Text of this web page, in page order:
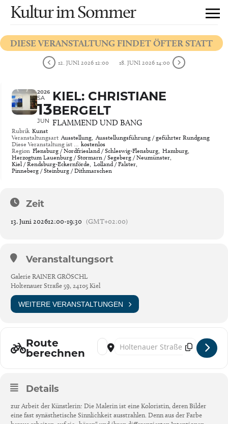
Kultur im Sommer
DIESE VERANSTALTUNG FINDET ÖFTER STATT
12. JUNI 2026 12:00 18. JUNI 2026 14:00
2026
SA
13
JUN
KIEL: CHRISTIANE
BERGELT
FLAMMEND UND BANG
Rubrik Kunst
Veranstaltungsart Ausstellung, Ausstellungsführung / geführter Rundgang
Diese Veranstaltung ist … kostenlos
Region Flensburg / Nordfriesland / Schleswig-Flensburg, Hamburg,
Herzogtum Lauenburg / Stormarn / Segeberg / Neumünster,
Kiel / Rendsburg-Eckernförde, Lolland / Falster,
Pinneberg / Steinburg / Dithmarschen
Zeit
13. Juni 202612:00-19:30 (GMT+02:00)
Veranstaltungsort
Galerie RAINER GRÖSCHL
Holtenauer Straße 59, 24105 Kiel
WEITERE VERANSTALTUNGEN
Route
berechnen
Address - Kiel: CHRISTIANE BERGELT
Destination Address - Kiel:
Details
zur Arbeit der Künstlerin: Die Malerin ist eine Koloristin, deren Bilder
eine fast synästhetische Sinnlichkeit ausstrahlen. Denn aus der Farbe